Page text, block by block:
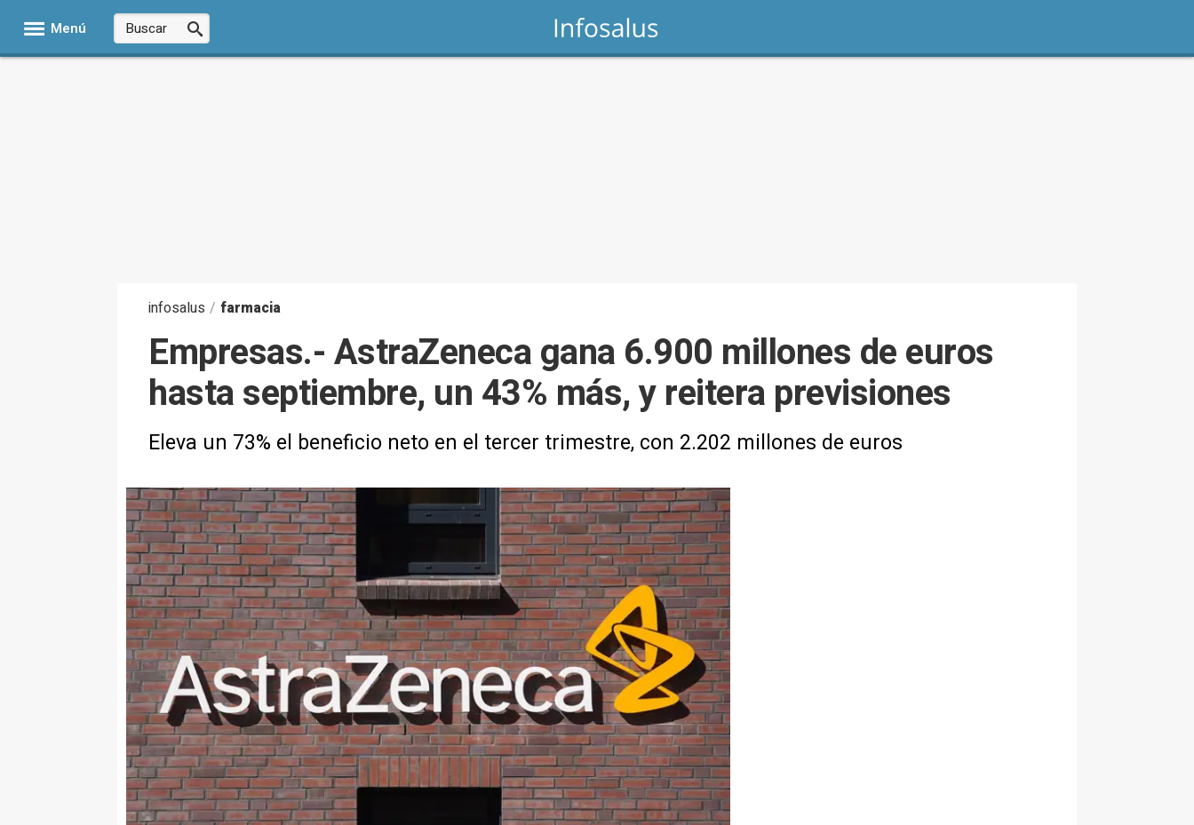
Menú
infosalus / farmacia
Empresas.- AstraZeneca gana 6.900 millones de euros
hasta septiembre, un 43% más, y reitera previsiones
Eleva un 73% el beneficio neto en el tercer trimestre, con 2.202 millones de euros